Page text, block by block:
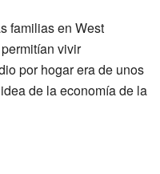
familias en West
vivir
por hogar era de unos
de la economía de la